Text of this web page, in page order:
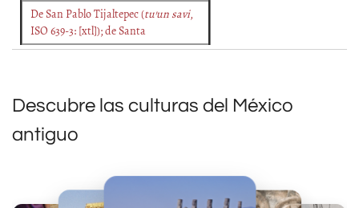
De San Pablo Tijaltepec (tu’un savi,
ISO 639-3: [xtl]); de Santa
Descubre las culturas del México
antiguo